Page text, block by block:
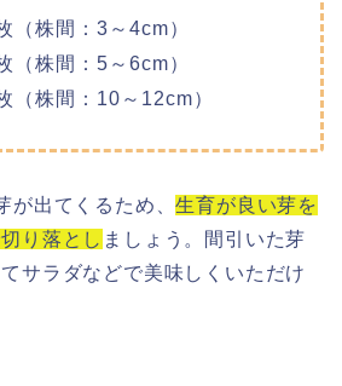
（株間：3～4cm）
（株間：5～6cm）
（株間：10～12cm）
が出てくるため、生育が良い芽を
り落とし ましょう。間引いた芽
サラダなどで美味しくいただけ